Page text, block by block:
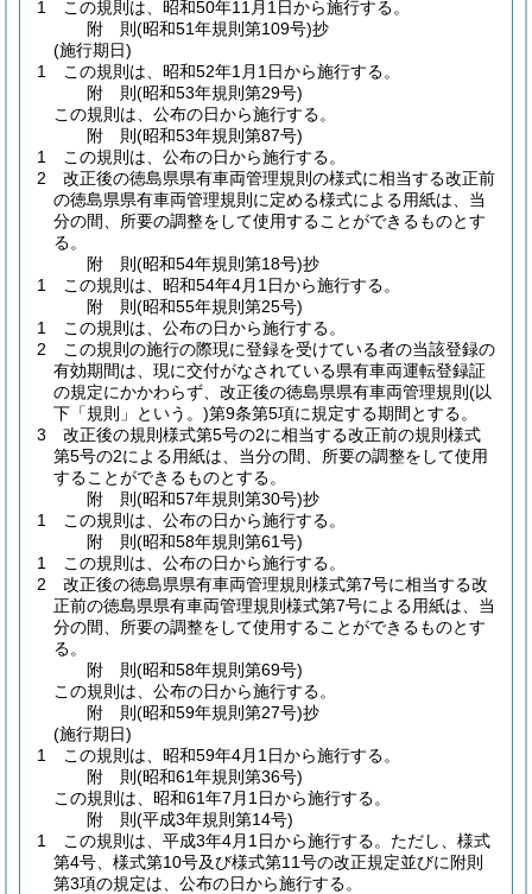
1
この規則は、昭和50年11月1日から施行する。
附 則(昭和51年規則第109号)抄
(施行期日)
1
この規則は、昭和52年1月1日から施行する。
附 則(昭和53年規則第29号)
この規則は、公布の日から施行する。
附 則(昭和53年規則第87号)
1
この規則は、公布の日から施行する。
2
改正後の徳島県県有車両管理規則の様式に相当する改正前
の徳島県県有車両管理規則に定める様式による用紙は、当
分の間、所要の調整をして使用することができるものとす
る。
附 則(昭和54年規則第18号)抄
1
この規則は、昭和54年4月1日から施行する。
附 則(昭和55年規則第25号)
1
この規則は、公布の日から施行する。
2
この規則の施行の際現に登録を受けている者の当該登録の
有効期間は、現に交付がなされている県有車両運転登録証
の規定にかかわらず、改正後の徳島県県有車両管理規則 (以
下「規則」という。)第9条第5項に規定する期間とする。
3
改正後の規則様式第5号の2に相当する改正前の規則様式
第5号の2による用紙は、当分の間、所要の調整をして使用
することができるものとする。
附 則(昭和57年規則第30号)抄
1
この規則は、公布の日から施行する。
附 則(昭和58年規則第61号)
1
この規則は、公布の日から施行する。
2
改正後の徳島県県有車両管理規則様式第7号に相当する改
正前の徳島県県有車両管理規則様式第7号による用紙は、当
分の間、所要の調整をして使用することができるものとす
る。
附 則(昭和58年規則第69号)
この規則は、公布の日から施行する。
附 則(昭和59年規則第27号)抄
(施行期日)
1
この規則は、昭和59年4月1日から施行する。
附 則(昭和61年規則第36号)
この規則は、昭和61年7月1日から施行する。
附 則(平成3年規則第14号)
1
この規則は、平成3年4月1日から施行する。 ただし、様式
第4号、様式第10号及び様式第11号の改正規定並びに附則
第3項の規定は、公布の日から施行する。